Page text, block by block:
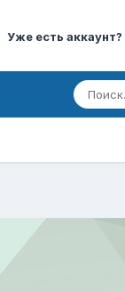
Уже есть